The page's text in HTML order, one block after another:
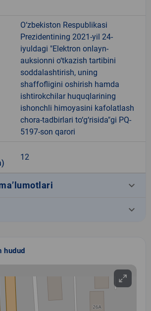
O‘zbekiston Respublikasi
Prezidentining 2021-yil 24-
iyuldagi "Elektron onlayn-
auksionni o‘tkazish tartibini
soddalashtirish, uning
shaffofligini oshirish hamda
ishtirokchilar huquqlarining
ishonchli himoyasini kafolatlash
chora-tadbirlari to‘g‘risida"gi PQ-
5197-son qarori
12
keyboard_arrow_down
keyboard_arrow_down
hudud